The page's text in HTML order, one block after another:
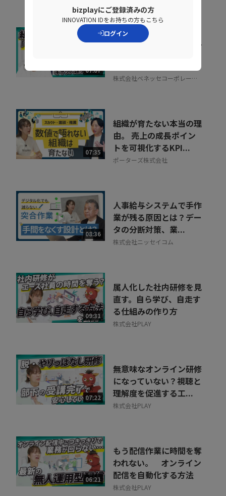
07:07
キャリア迷子を防ぐ！組
株式会社ベネッセコーポレーシ
07:35
組織が育たない本当の理
由。 売上の成長ポイン
トを可視化するKPI...
ポーターズ株式会社
08:36
人事給与システムで手作
業が残る原因とは？デー
タの分断対策、業...
株式会社ニッセイコム
09:31
属人化した社内研修を見
直す。自ら学び、自走す
る仕組みの作り方
株式会社PLAY
07:22
無意味なオンライン研修
になっていない？視聴と
理解度を促進する工...
株式会社PLAY
06:21
もう配信作業に時間を奪
われない。 オンライン
配信を自動化する方法
株式会社PLAY
bizplayにご登録済みの方
INNOVATION IDをお持ちの方もこちら
ログイン